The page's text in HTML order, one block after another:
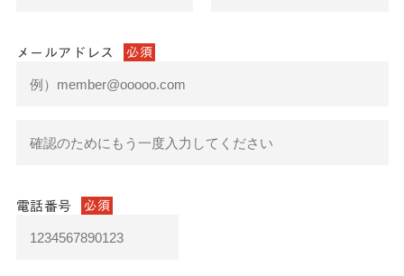
メールアドレス 必須
電話番号 必須